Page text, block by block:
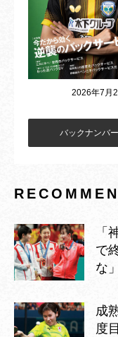
2026年7月
バックナンバー
「
で
な
成
度